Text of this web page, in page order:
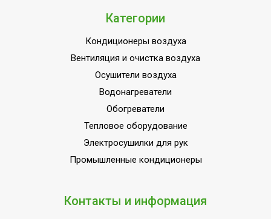
Категории
Кондиционеры воздуха
Вентиляция и очистка воздуха
Осушители воздуха
Водонагреватели
Обогреватели
Тепловое оборудование
Электросушилки для рук
Промышленные кондиционеры
Контакты и информация